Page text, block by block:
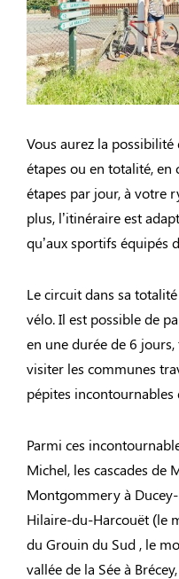
Vous aurez la
étapes ou en totalité,
étapes par jour, à votre
plus, l’itinéraire est
qu’aux sportifs équipés
Le circuit dans sa
vélo. Il est possible de
en une durée de 6
visiter les communes
pépites incontournables
Parmi ces
Michel, les cascades de
Montgommery à
Hilaire-du-Harcouët (le
du Grouin du Sud , le
vallée de la Sée à